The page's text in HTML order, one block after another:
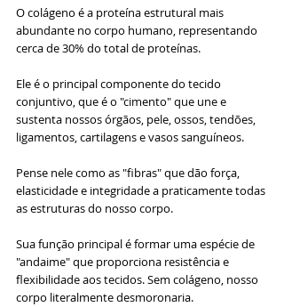
O colágeno é a proteína estrutural mais
abundante no corpo humano, representando
cerca de 30% do total de proteínas.
Ele é o principal componente do tecido
conjuntivo, que é o "cimento" que une e
sustenta nossos órgãos, pele, ossos, tendões,
ligamentos, cartilagens e vasos sanguíneos.
Pense nele como as "fibras" que dão força,
elasticidade e integridade a praticamente todas
as estruturas do nosso corpo.
Sua função principal é formar uma espécie de
"andaime" que proporciona resistência e
flexibilidade aos tecidos. Sem colágeno, nosso
corpo literalmente desmoronaria.